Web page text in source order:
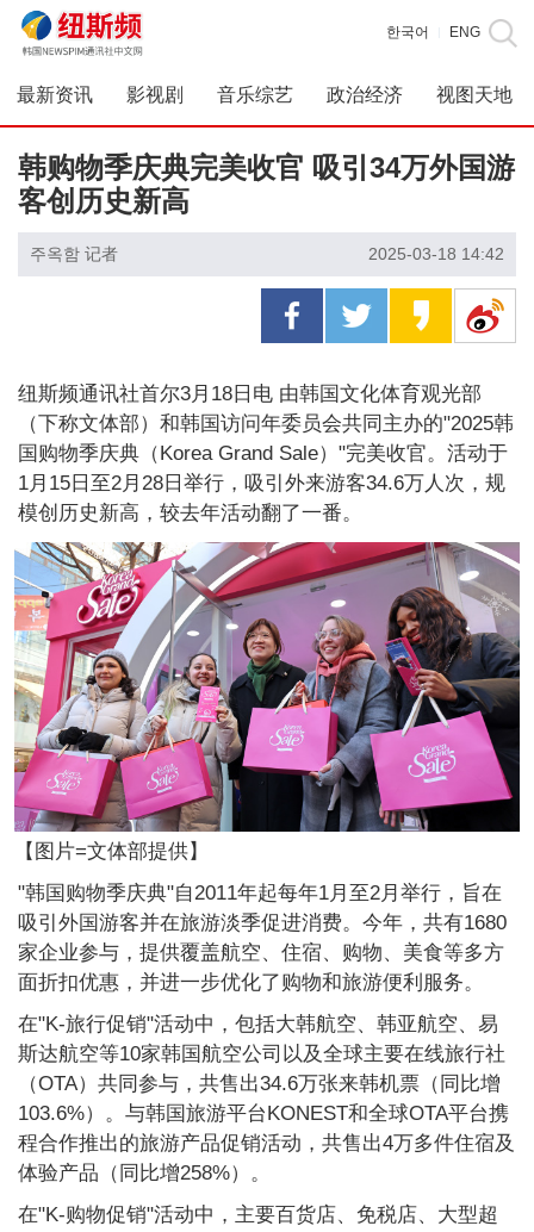
한국어 ENG
最新资讯 影视剧 音乐综艺 政治经济 视图天地
韩购物季庆典完美收官 吸引34万外国游
客创历史新高
주옥함 记者 2025-03-18 14:42
纽斯频通讯社首尔3月18日电 由韩国文化体育观光部
（下称文体部）和韩国访问年委员会共同主办的"2025韩
国购物季庆典（Korea Grand Sale）"完美收官。活动于
1月15日至2月28日举行，吸引外来游客34.6万人次，规
模创历史新高，较去年活动翻了一番。
【图片=文体部提供】
"韩国购物季庆典"自2011年起每年1月至2月举行，旨在
吸引外国游客并在旅游淡季促进消费。今年，共有1680
家企业参与，提供覆盖航空、住宿、购物、美食等多方
面折扣优惠，并进一步优化了购物和旅游便利服务。
在"K-旅行促销"活动中，包括大韩航空、韩亚航空、易
斯达航空等10家韩国航空公司以及全球主要在线旅行社
（OTA）共同参与，共售出34.6万张来韩机票（同比增
103.6%）。与韩国旅游平台KONEST和全球OTA平台携
程合作推出的旅游产品促销活动，共售出4万多件住宿及
体验产品（同比增258%）。
在"K-购物促销"活动中，主要百货店、免税店、大型超